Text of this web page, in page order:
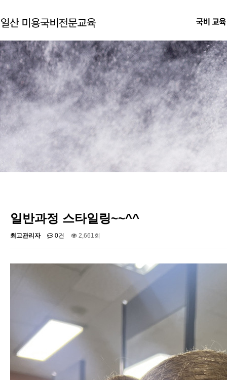
일반과정 스타일링~~^^
최고관리자 0건 2,661회